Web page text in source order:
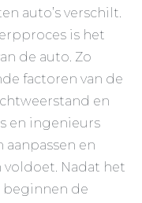
auto’s verschilt.
is het
de auto. Zo
factoren van de
en
en ingenieurs
en
voldoet. Nadat het
beginnen de